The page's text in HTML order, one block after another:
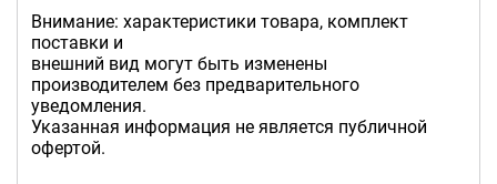
Внимание: характеристики товара, комплект
поставки и
внешний вид могут быть изменены
производителем без предварительного
уведомления.
Указанная информация не является публичной
офертой.